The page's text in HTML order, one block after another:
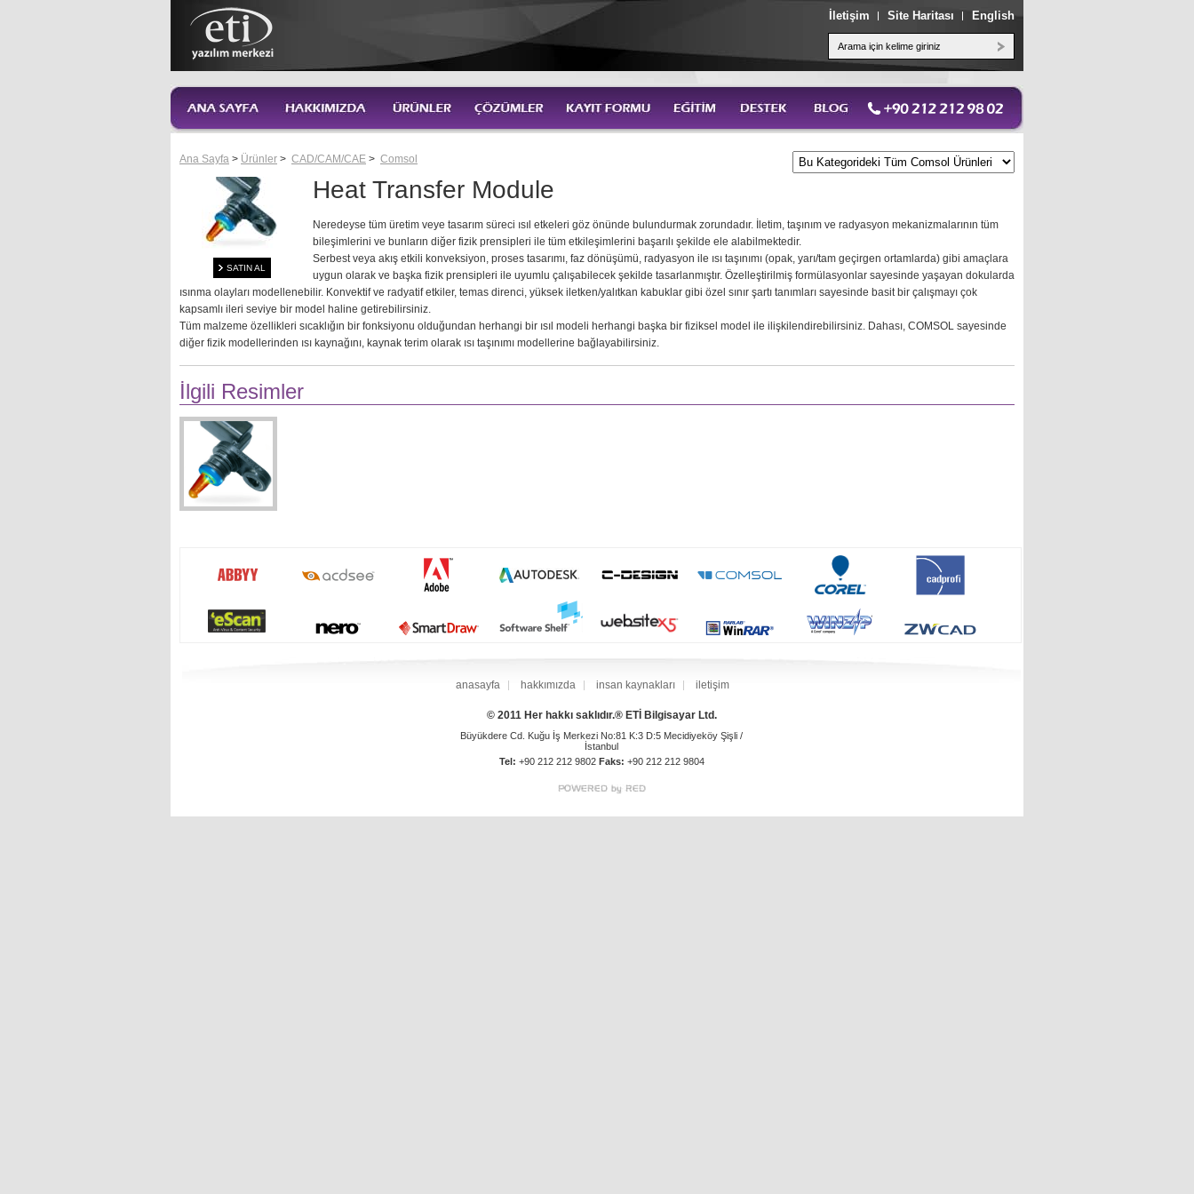
İletişim Site Haritası English
Ana Sayfa > Ürünler > CAD/CAM/CAE > Comsol
SATIN AL
Heat Transfer Module
Neredeyse tüm üretim veye tasarım süreci ısıl etkeleri göz önünde bulundurmak zorundadır. İletim, taşınım ve radyasyon mekanizmalarının tüm
bileşimlerini ve bunların diğer fizik prensipleri ile tüm etkileşimlerini başarılı şekilde ele alabilmektedir.
Serbest veya akış etkili konveksiyon, proses tasarımı, faz dönüşümü, radyasyon ile ısı taşınımı (opak, yarı/tam geçirgen ortamlarda) gibi amaçlara
uygun olarak ve başka fizik prensipleri ile uyumlu çalışabilecek şekilde tasarlanmıştır. Özelleştirilmiş formülasyonlar sayesinde yaşayan dokularda
ısınma olayları modellenebilir. Konvektif ve radyatif etkiler, temas direnci, yüksek iletken/yalıtkan kabuklar gibi özel sınır şartı tanımları sayesinde basit bir çalışmayı çok
kapsamlı ileri seviye bir model haline getirebilirsiniz.
Tüm malzeme özellikleri sıcaklığın bir fonksiyonu olduğundan herhangi bir ısıl modeli herhangi başka bir fiziksel model ile ilişkilendirebilirsiniz. Dahası, COMSOL sayesinde
diğer fizik modellerinden ısı kaynağını, kaynak terim olarak ısı taşınımı modellerine bağlayabilirsiniz.
İlgili Resimler
anasayfa hakkımızda insan kaynakları iletişim
© 2011 Her hakkı saklıdır.® ETİ Bilgisayar Ltd.
Büyükdere Cd. Kuğu İş Merkezi No:81 K:3 D:5 Mecidiyeköy Şişli /
İstanbul
Tel: +90 212 212 9802 Faks: +90 212 212 9804